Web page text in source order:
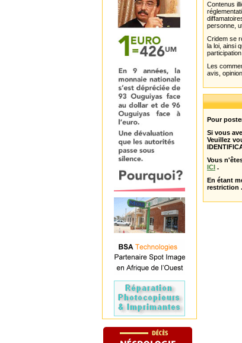
Contenus
personne,
Cridem se
la loi, ainsi
Les
avis,
Pour
Si vous
Veuillez
Vous
ICI .
En étant
restriction .